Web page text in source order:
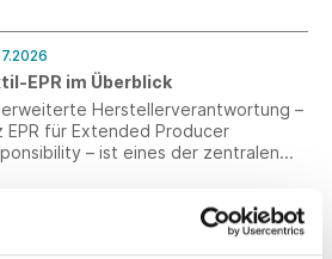
EPR im Überblick
Herstellerverantwortung –
EPR für Extended Producer
– ist eines der zentralen
begleiten wird. Unsere neue
EPR-Übersicht bündelt den
Aktionsplan zur Förderung